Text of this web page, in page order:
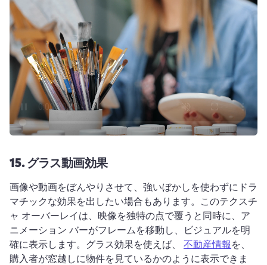
15.グラス動画効果
画像や動画をぼんやりさせて、強いぼかしを使わずにドラ
マチックな効果を出したい場合もあります。 このテクスチ
ャ オーバーレイは、映像を独特の点で覆うと同時に、ア
ニメーション バーがフレームを移動し、ビジュアルを明
確に表示します。 グラス効果を使えば、 不動産情報を、
購入者が窓越しに物件を見ているかのように表示できま